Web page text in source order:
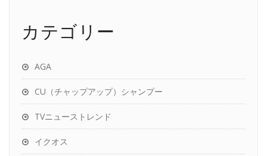
カテゴリー
AGA
CU（チャップアップ）シャンプー
TVニューストレンド
イクオス